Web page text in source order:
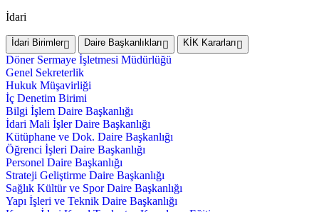
İdari
İdari Birimler Daire Başkanlıkları KİK Kararları
Döner Sermaye İşletmesi Müdürlüğü
Genel Sekreterlik
Hukuk Müşavirliği
İç Denetim Birimi
Bilgi İşlem Daire Başkanlığı
İdari Mali İşler Daire Başkanlığı
Kütüphane ve Dok. Daire Başkanlığı
Öğrenci İşleri Daire Başkanlığı
Personel Daire Başkanlığı
Strateji Geliştirme Daire Başkanlığı
Sağlık Kültür ve Spor Daire Başkanlığı
Yapı İşleri ve Teknik Daire Başkanlığı